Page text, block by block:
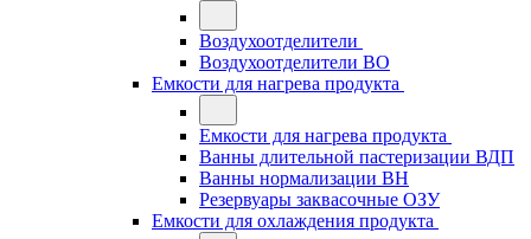
Воздухоотделители
Воздухоотделители ВО
Емкости для нагрева продукта
Емкости для нагрева продукта
Ванны длительной пастеризации ВДП
Ванны нормализации ВН
Резервуары заквасочные ОЗУ
Емкости для охлаждения продукта